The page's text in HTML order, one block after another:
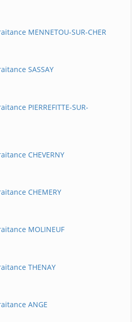
MENNETOU-SUR-CHER
SASSAY
PIERREFITTE-SUR-
CHEVERNY
CHEMERY
MOLINEUF
THENAY
ANGE